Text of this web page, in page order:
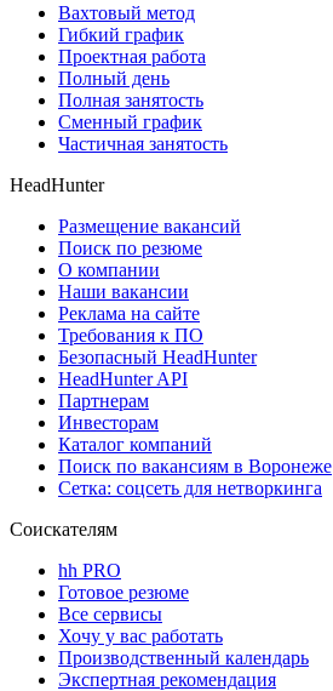
Вахтовый метод
Гибкий график
Проектная работа
Полный день
Полная занятость
Сменный график
Частичная занятость
HeadHunter
Размещение вакансий
Поиск по резюме
О компании
Наши вакансии
Реклама на сайте
Требования к ПО
Безопасный HeadHunter
HeadHunter API
Партнерам
Инвесторам
Каталог компаний
Поиск по вакансиям в Воронеже
Сетка: соцсеть для нетворкинга
Соискателям
hh PRO
Готовое резюме
Все сервисы
Хочу у вас работать
Производственный календарь
Экспертная рекомендация